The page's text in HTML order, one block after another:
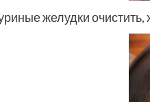
желудки